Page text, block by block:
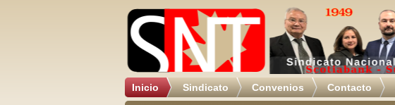
Inicio Sindicato Convenios Contacto